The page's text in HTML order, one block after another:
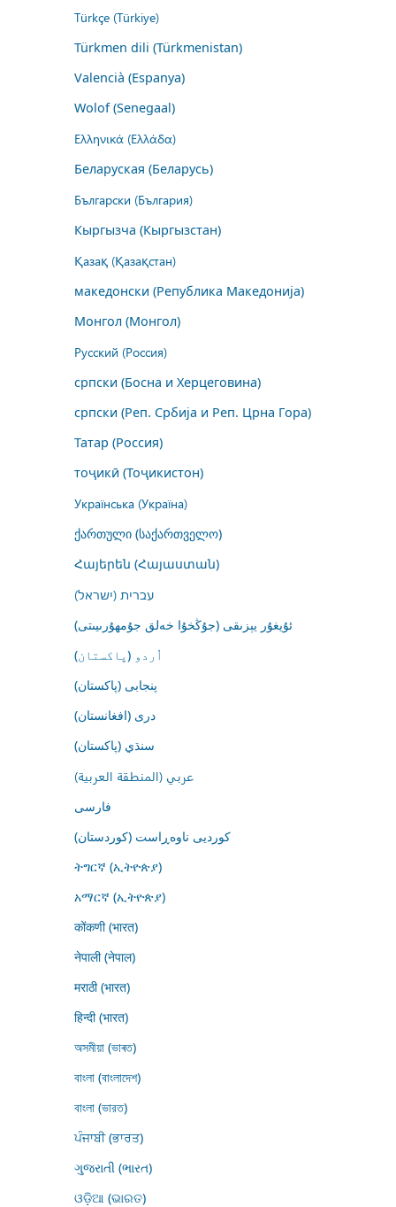
Türkçe (Türkiye)
Türkmen dili (Türkmenistan)
Valencià (Espanya)
Wolof (Senegaal)
Ελληνικά (Ελλάδα)
Беларуская (Беларусь)
Български (България)
Кыргызча (Кыргызстан)
Қазақ (Қазақстан)
македонски (Република Македонија)
Монгол (Монгол)
Русский (Россия)
српски (Босна и Херцеговина)
српски (Реп. Србија и Реп. Црна Гора)
Татар (Россия)
тоҷикӣ (Тоҷикистон)
Українська (Україна)
ქართული (საქართველო)
Հայերեն (Հայաստան)
עברית (ישראל)
ئۇيغۇر يېزىقى (جۇڭخۇا خەلق جۇمھۇرىيىتى)
اُردو (پاکستان)
پنجابی (پاکستان)
درى (افغانستان)
سنڌي (پاکستان)
عربي (المنطقة العربية)
فارسى
کوردیی ناوەڕاست (کوردستان)
ትግርኛ (ኢትዮጵያ)
አማርኛ (ኢትዮጵያ)
कोंकणी (भारत)
नेपाली (नेपाल)
मराठी (भारत)
हिन्दी (भारत)
অসমীয়া (ভাৰত)
বাংলা (বাংলাদেশ)
বাংলা (ভারত)
ਪੰਜਾਬੀ (ਭਾਰਤ)
ગુજરાતી (ભારત)
ଓଡ଼ିଆ (ଭାରତ)